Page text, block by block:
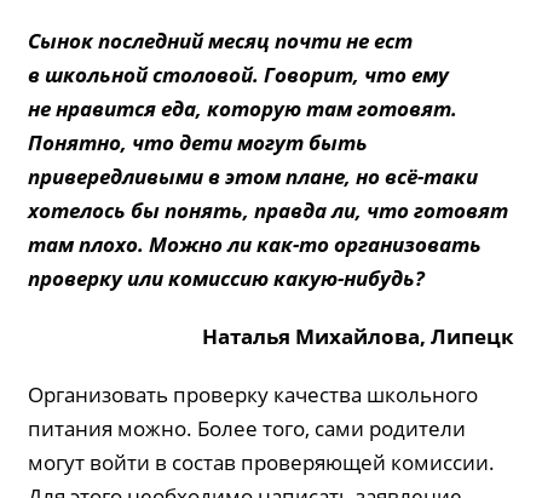
Сынок последний месяц почти не ест
в школьной столовой. Говорит, что ему
не нравится еда, которую там готовят.
Понятно, что дети могут быть
привередливыми в этом плане, но всё-таки
хотелось бы понять, правда ли, что готовят
там плохо. Можно ли как-то организовать
проверку или комиссию какую-нибудь?
Наталья Михайлова, Липецк
Организовать проверку качества школьного
питания можно. Более того, сами родители
могут войти в состав проверяющей комиссии.